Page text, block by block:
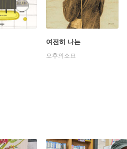
여전히 나는
오후의소묘